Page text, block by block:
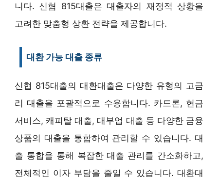
니다. 신협 815대출은 대출자의 재정적 상황을
고려한 맞춤형 상환 전략을 제공합니다.
대환 가능 대출 종류
신협 815대출의 대환대출은 다양한 유형의 고금
리 대출을 포괄적으로 수용합니다. 카드론, 현금
서비스, 캐피탈 대출, 대부업 대출 등 다양한 금융
상품의 대출을 통합하여 관리할 수 있습니다. 대
출 통합을 통해 복잡한 대출 관리를 간소화하고,
전체적인 이자 부담을 줄일 수 있습니다. 대환대